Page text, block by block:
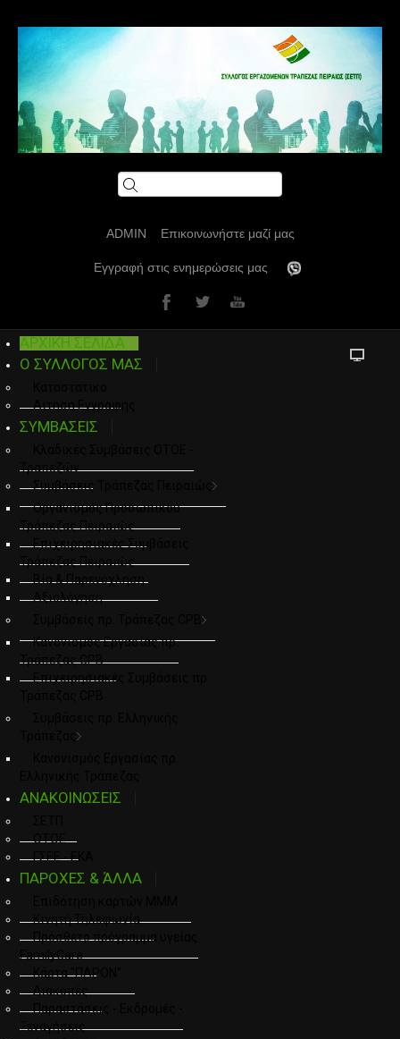
ADMIN Επικοινωνήστε μαζί μας
Εγγραφή στις ενημερώσεις μας
ΑΡΧΙΚΗ ΣΕΛΙΔΑ
Ο ΣΥΛΛΟΓΟΣ ΜΑΣ
Αιτηση Εγγραφης
ΣΥΜΒΑΣΕΙΣ
Τραπεζών
Συμβάσεις Τράπεζας Πειραιώς
Οργανισμός Προσωπικού
Τράπεζας Πειραιώς
Επιχειρησιακές Συμβάσεις
Τράπεζας Πειραιώς
Βία & Παρενόχληση
Αξιολόγηση
Συμβάσεις πρ. Τράπεζας CPB
Κανονισμός Εργασίας πρ.
Τράπεζας CPB
Επιχειρησιακές Συμβάσεις πρ.
Τράπεζας
ΑΝΑΚΟΙΝΩΣΕΙΣ
ΟΤΟΕ
ΓΣΕΕ - ΕΚΑ
ΠΑΡΟΧΕΣ & ΆΛΛΑ
Κινητή Τηλεφωνία
Πρόσθετο πρόγραμμα υγείας
FamilyCare
Κάρτα "ΠΑΡΟΝ"
Διακοπές
Παραστάσεις - Εκδρομές -
Ξεναγήσεις